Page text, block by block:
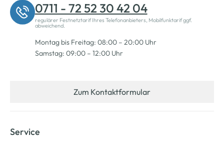
0711 - 72 52 30 42 04
regulärer Festnetztarif Ihres Telefonanbieters, Mobilfunktarif ggf.
abweichend.
Montag bis Freitag: 08:00 – 20:00 Uhr
Samstag: 09:00 – 12:00 Uhr
Zum Kontaktformular
Service